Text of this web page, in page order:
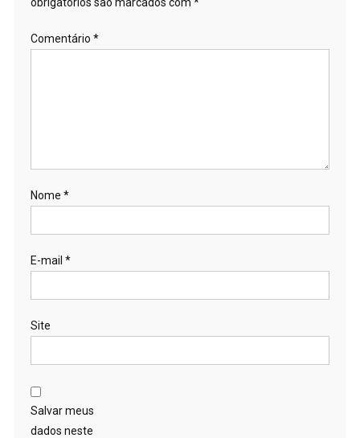
Comentário *
Nome *
E-mail *
Site
Salvar meus
dados neste